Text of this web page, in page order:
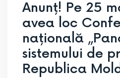
Anunț! Pe 25
avea loc
națională
sistemului de
Republica